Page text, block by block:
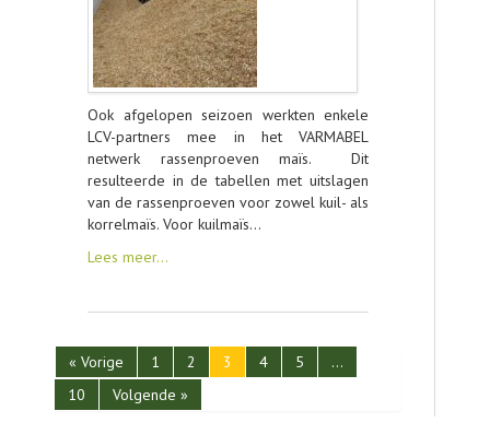
Ook afgelopen seizoen werkten enkele
LCV-partners mee in het VARMABEL
netwerk rassenproeven maïs. Dit
resulteerde in de tabellen met uitslagen
van de rassenproeven voor zowel kuil- als
korrelmaïs. Voor kuilmaïs…
Lees meer…
« Vorige 1 2 3 4 5
…
10
Volgende »